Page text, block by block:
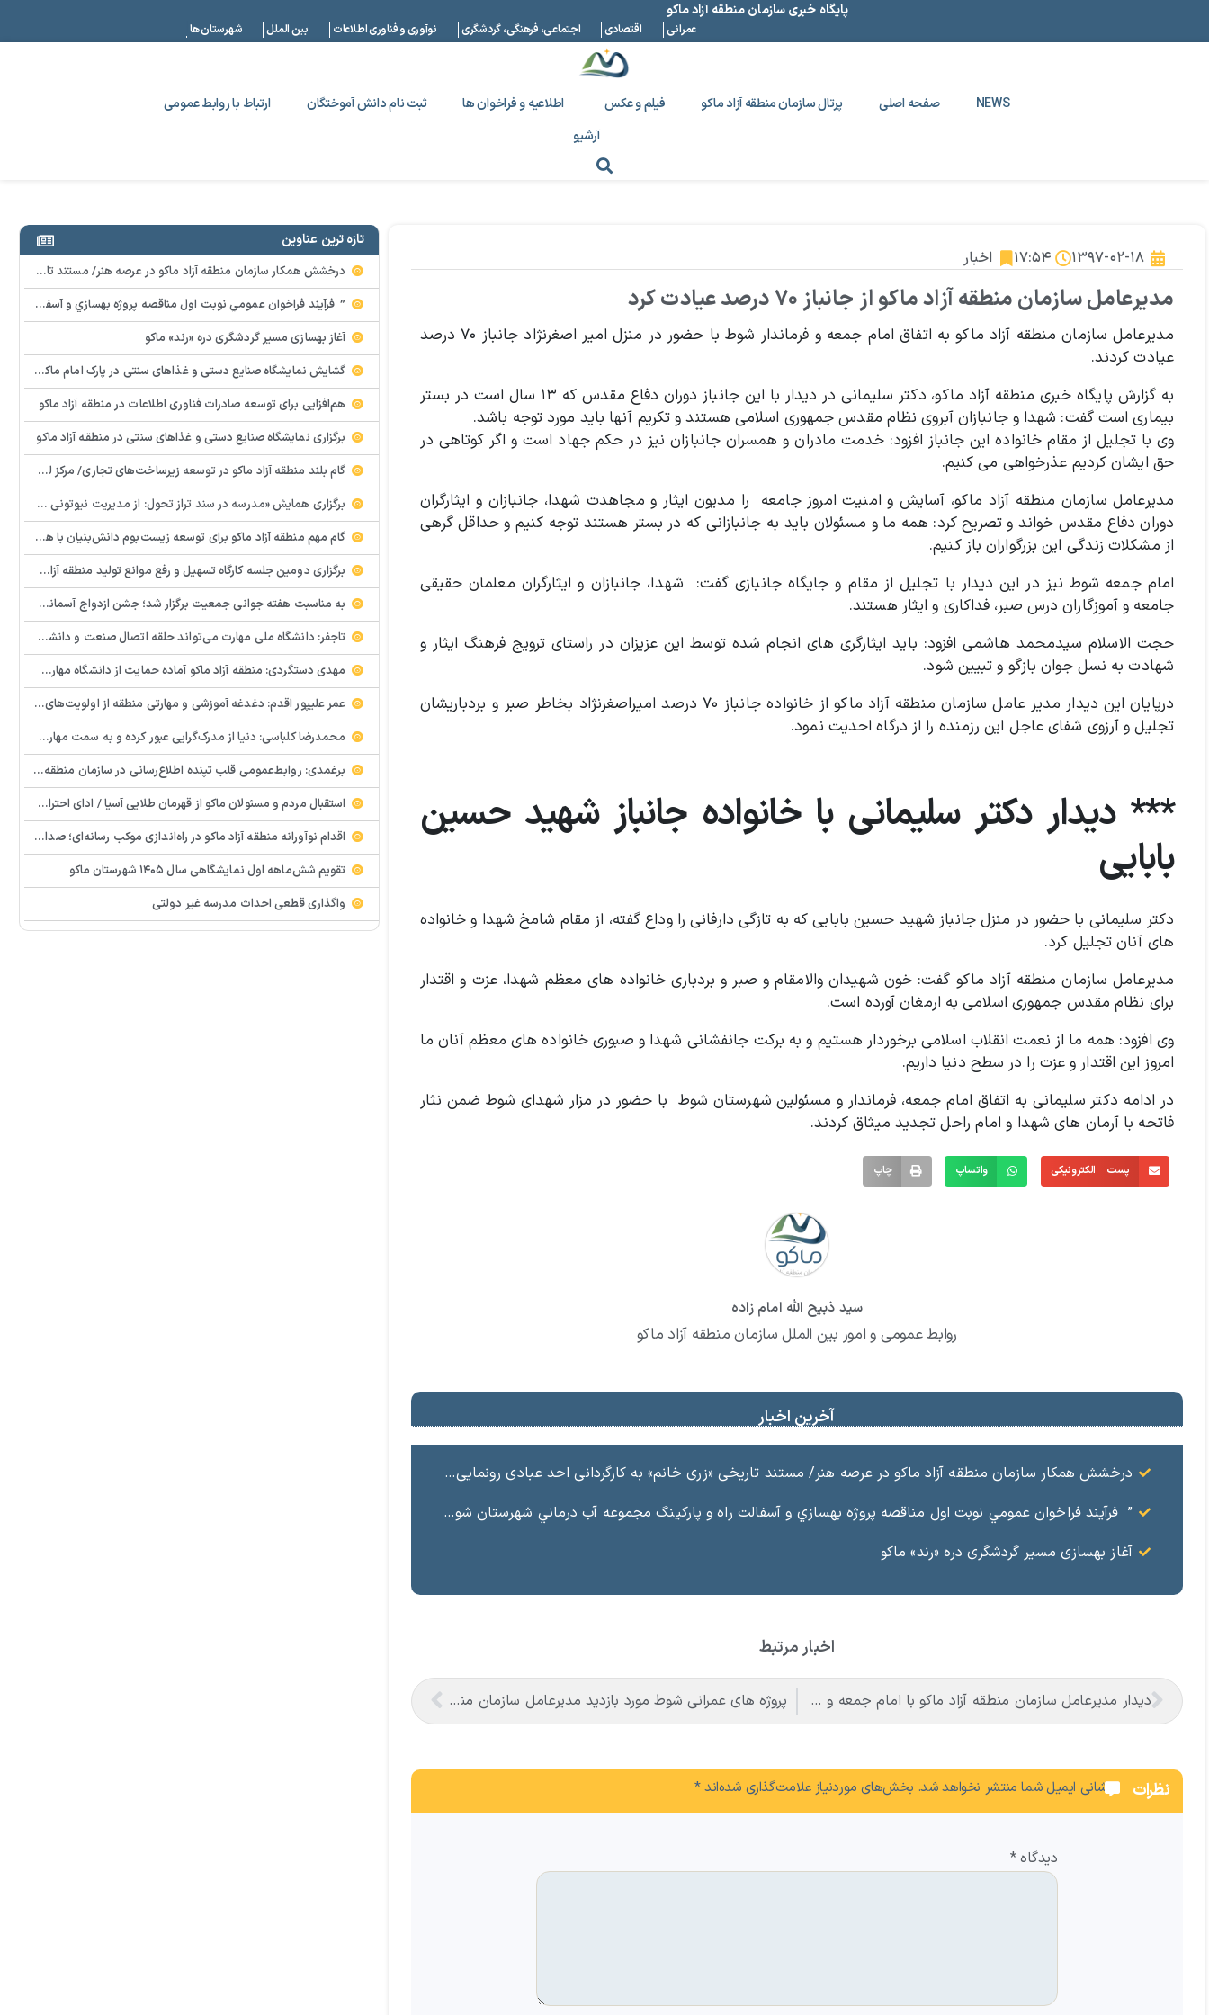
پایگاه خبری سازمان منطقه آزاد ماکو
عمرانی اقتصادی اجتماعی، فرهنگی، گردشگری نوآوری و فناوری اطلاعات بین الملل شهرستان ها
NEWS صفحه اصلی پرتال سازمان منطقه آزاد ماکو فیلم و عکس اطلاعیه و فراخوان ها ثبت نام دانش آموختگان
ارتباط با روابط عمومی
آرشیو
۱۳۹۷-۰۲-۱۸ ۱۷:۵۴ اخبار
مدیرعامل سازمان منطقه آزاد ماکو از جانباز ۷۰ درصد عیادت کرد
مدیرعامل سازمان منطقه آزاد ماکو به اتفاق امام جمعه و فرماندار شوط با حضور در منزل امیر اصغرنژاد جانباز ۷۰ درصد
عیادت کردند.
به گزارش پایگاه خبری منطقه آزاد ماکو، دکتر سلیمانی در دیدار با این جانباز دوران دفاع مقدس که ۱۳ سال است در بستر
بیماری است گفت: شهدا و جانبازان آبروی نظام مقدس جمهوری اسلامی هستند و تکریم آنها باید مورد توجه باشد.
وی با تجلیل از مقام خانواده این جانباز افزود: خدمت مادران و همسران جانبازان نیز در حکم جهاد است و اگر کوتاهی در
حق ایشان کردیم عذرخواهی می کنیم.
مدیرعامل سازمان منطقه آزاد ماکو، آسایش و امنیت امروز جامعه را مدیون ایثار و مجاهدت شهدا، جانبازان و ایثارگران
دوران دفاع مقدس خواند و تصریح کرد: همه ما و مسئولان باید به جانبازانی که در بستر هستند توجه کنیم و حداقل گرهی
از مشکلات زندگی این بزرگواران باز کنیم.
امام جمعه شوط نیز در این دیدار با تجلیل از مقام و جایگاه جانبازی گفت: شهدا، جانبازان و ایثارگران معلمان حقیقی
جامعه و آموزگاران درس صبر، فداکاری و ایثار هستند.
حجت الاسلام سیدمحمد هاشمی افزود: باید ایثارگری های انجام شده توسط این عزیزان در راستای ترویج فرهنگ ایثار و
شهادت به نسل جوان بازگو و تبیین شود.
درپایان این دیدار مدیر عامل سازمان منطقه آزاد ماکو از خانواده جانباز ۷۰ درصد امیراصغرنژاد بخاطر صبر و بردباریشان
تجلیل و آرزوی شفای عاجل این رزمنده را از درگاه احدیت نمود.
*** دیدار دکتر سلیمانی با خانواده جانباز شهید حسین
بابایی
دکتر سلیمانی با حضور در منزل جانباز شهید حسین بابایی که به تازگی دارفانی را وداع گفته، از مقام شامخ شهدا و خانواده
های آنان تجلیل کرد.
مدیرعامل سازمان منطقه آزاد ماکو گفت: خون شهیدان والامقام و صبر و بردباری خانواده های معظم شهدا، عزت و اقتدار
برای نظام مقدس جمهوری اسلامی به ارمغان آورده است.
وی افزود: همه ما از نعمت انقلاب اسلامی برخوردار هستیم و به برکت جانفشانی شهدا و صبوری خانواده های معظم آنان ما
امروز این اقتدار و عزت را در سطح دنیا داریم.
در ادامه دکتر سلیمانی به اتفاق امام جمعه، فرماندار و مسئولین شهرستان شوط با حضور در مزار شهدای شوط ضمن نثار
فاتحه با آرمان های شهدا و امام راحل تجدید میثاق کردند.
پست الکترونیکی واتساپ چاپ
سید ذبیح الله امام زاده
روابط عمومی و امور بین الملل سازمان منطقه آزاد ماکو
آخرین اخبار
درخشش همکار سازمان منطقه آزاد ماکو در عرصه هنر/ مستند تاریخی «زری خانم» به کارگردانی احد عبادی رونمایی شد
” فرآيند فراخوان عمومي نوبت اول مناقصه پروژه بهسازي و آسفالت راه و پاركينگ مجموعه آب درماني شهرستان شوط منطقه آزاد ماكو “
آغاز بهسازی مسیر گردشگری دره «رند» ماکو
اخبار مرتبط
دیدار مدیرعامل سازمان منطقه آزاد ماکو با امام جمعه و فرماندار شوط پروژه های عمرانی شوط مورد بازدید مدیرعامل سازمان منطقه آزاد ماکو قرار گرفت
نظرات نشانی ایمیل شما منتشر نخواهد شد. بخش‌های موردنیاز علامت‌گذاری شده‌اند*
دیدگاه*
تازه ترین عناوین
درخشش همکار سازمان منطقه آزاد ماکو در عرصه هنر/ مستند تاریخی «زری خانم» به کارگردانی احد عبادی رونمایی شد
” فرآيند فراخوان عمومي نوبت اول مناقصه پروژه بهسازي و آسفالت راه و پاركينگ مجموعه آب درماني شهرستان شوط منطقه آزاد ماكو “
آغاز بهسازی مسیر گردشگری دره «رند» ماکو
گشایش نمایشگاه صنایع دستی و غذاهای سنتی در پارک امام ماکو با محوریت توانمندسازی زنان
هم‌افزایی برای توسعه صادرات فناوری اطلاعات در منطقه آزاد ماکو
برگزاری نمایشگاه صنایع دستی و غذاهای سنتی در منطقه آزاد ماکو
گام بلند منطقه آزاد ماکو در توسعه زیرساخت‌های تجاری/ مرکز لجستیک مرزی بازرگان تصویب شد
️برگزاری همایش «مدرسه در سند تراز تحول: از مدیریت نیوتونی به رهبری کوانتومی» با مشارکت سازمان منطقه آزاد ماکو
گام مهم منطقه آزاد ماکو برای توسعه زیست‌بوم دانش‌بنیان با همکاری مرکز نوآوری و شتابدهنده‌های استارتاپ
برگزاری دومین جلسه کارگاه تسهیل و رفع موانع تولید منطقه آزاد ماکو
به مناسبت هفته جوانی جمعیت برگزار شد؛ جشن ازدواج آسمانی و ازدواج آسان در شهرستان پلدشت
تاجفر: دانشگاه ملی مهارت می‌تواند حلقه اتصال صنعت و دانشگاه باشد
مهدی دستگردی: منطقه آزاد ماکو آماده حمایت از دانشگاه مهارت‌محور است
عمر علیپور اقدم: دغدغه آموزشی و مهارتی منطقه از اولویت‌های اصلی ماست
محمدرضا کلباسی: دنیا از مدرک‌گرایی عبور کرده و به سمت مهارت حرکت می‌کند
برغمدی: روابط‌عمومی قلب تپنده اطلاع‌رسانی در سازمان منطقه آزاد ماکو است
استقبال مردم و مسئولان ماکو از قهرمان طلایی آسیا / ادای احترام ابوالفضل پیشه‌ور به شهدای گمنام
اقدام نوآورانه منطقه آزاد ماکو در راه‌اندازی موکب رسانه‌ای؛ صدای مردم از دل تجمعات طنین‌انداز شد
تقویم شش‌ماهه اول نمایشگاهی سال ۱۴۰۵ شهرستان ماکو
واگذاری قطعی احداث مدرسه غیر دولتی